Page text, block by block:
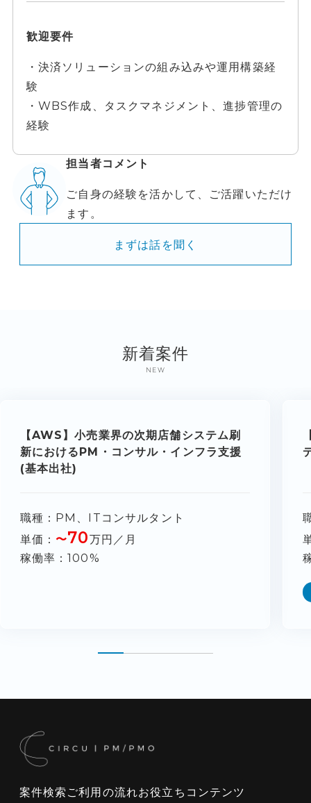
歓迎要件
・決済ソリューションの組み込みや運用構築経
験
・WBS作成、タスクマネジメント、進捗管理の
経験
担当者コメント
ご自身の経験を活かして、ご活躍いただけ
ます。
まずは話を聞く
新着案件
NEW
【AWS】小売業界の次期店舗システム刷
新におけるPM・コンサル・インフラ支援
(基本出社)
職種
PM、ITコンサルタント
単価
〜70万円／月
稼働率
100%
案件検索 ご利用の流れお役立ちコンテンツ